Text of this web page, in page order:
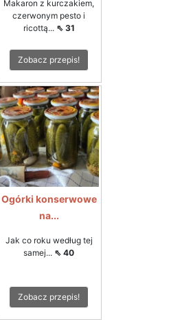
Makaron z kurczakiem,
czerwonym pesto i
ricottą... ⇖ 31
Zobacz przepis!
Ogórki konserwowe
na...
Jak co roku według tej
samej... ⇖ 40
Zobacz przepis!